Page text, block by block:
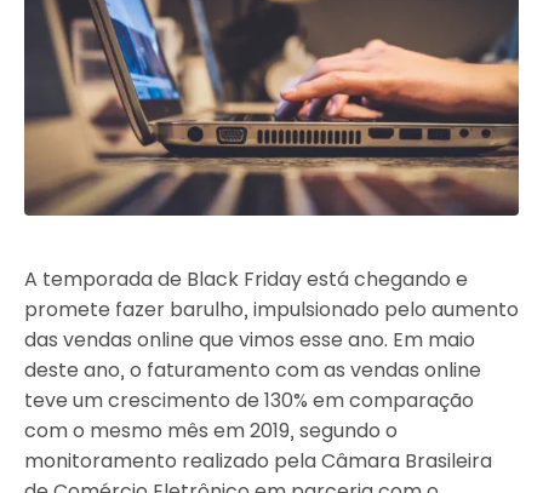
A temporada de Black Friday está chegando e
promete fazer barulho, impulsionado pelo aumento
das vendas online que vimos esse ano. Em maio
deste ano, o faturamento com as vendas online
teve um crescimento de 130% em comparação
com o mesmo mês em 2019, segundo o
monitoramento realizado pela Câmara Brasileira